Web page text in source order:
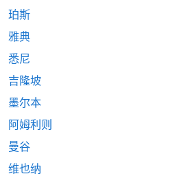
珀斯
雅典
悉尼
吉隆坡
墨尔本
阿姆利则
曼谷
维也纳